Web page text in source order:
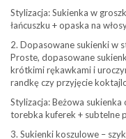
Stylizacja: Sukienka w
łańcuszku + opaska na
2. Dopasowane sukienki w
Proste, dopasowane
krótkimi rękawkami i
randkę czy przyjęcie
Stylizacja: Beżowa sukienka
torebka kuferek + subtelne
3. Sukienki koszulowe –